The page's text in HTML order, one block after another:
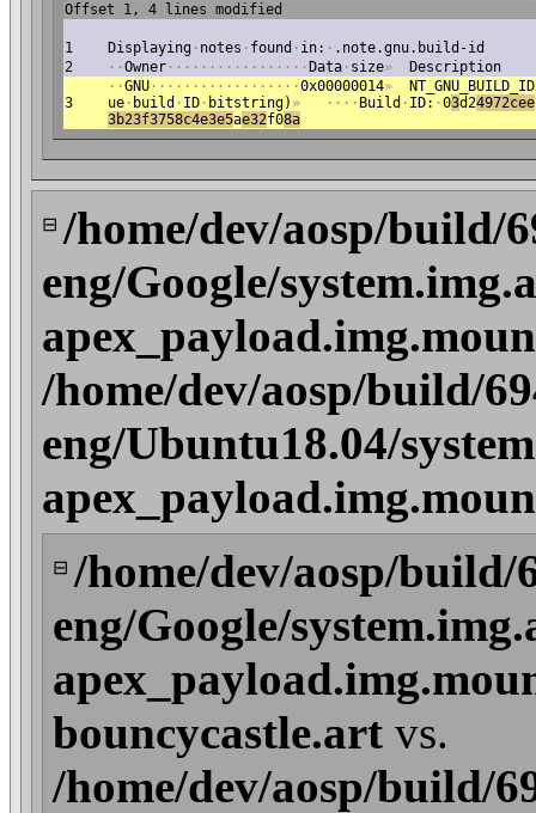
Offset 1, 4 lines modified
1 Displaying · notes · found · in: · .note.gnu.build-id
2
· ·Owner · · · · · · · · · · · · · · · · · Data · size» Description
3
· ·GNU · · · · · · · · · · · · · · · · · ·0x00000014» NT_GNU_BUILD_ID
ue · build · ID · bitstring) » · · · · Build · ID: ·03d24972cee
3b23f3758c4e3e5ae32f08a
⊟ /home/dev/aosp/build/
eng/Google/
/home/dev/aosp/build/
eng/Ubuntu18.04/
⊟ /home/dev/aosp/build/
eng/Google/
bouncycastle.art vs.
/home/dev/aosp/build/